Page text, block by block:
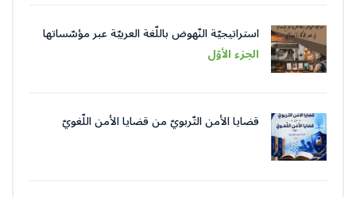
استراتيجيّة النّهوض باللّغة العربيّة عبر مؤسّساتها
في عصر الذّكاء الاصطناعيّ
الجزء الأوّل
قضايا الأمن التّربويّ من قضايا الأمن اللّغويّ